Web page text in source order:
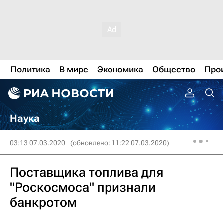
Политика В мире Экономика Общество
Наука
03:13 07.03.2020 (обновлено: 11:22 07.03.2020)
Поставщика топлива для
"Роскосмоса" признали
банкротом